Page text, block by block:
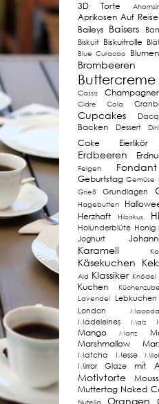
3D Torte
Aprikosen Auf
Baileys Baisers
Biskuit Biskuitrolle
Blue Curacao Blumen
Brombeeren
Buttercreme
Cassis
Champagner
Cidre
Cola
Cupcakes
Backen
Dessert
Cake
Eierlikör
Erdbeeren
Feigen Fondant
Geburtstag Gemüse
Grieß Grundlagen
Hagebutten
Herzhaft
Hibiskus
Holunderblüte Honig
Joghurt
Karamell
Käsekuchen
Aid Klassiker Knödel
Kuchen
Lavendel
Lebkuchen
London
Madeleines Malz
Mango
Manz
Marshmallow
Matcha Messe
Mirror Glaze
mit
Motivtorte
Muttertag Naked
Nutella Orangen